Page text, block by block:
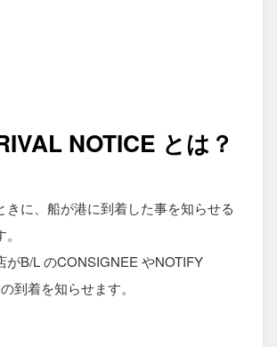
NOTICE とは？
きに、船が港に到着した事を知らせる
がB/L のCONSIGNEE やNOTIFY
到着を知らせます。